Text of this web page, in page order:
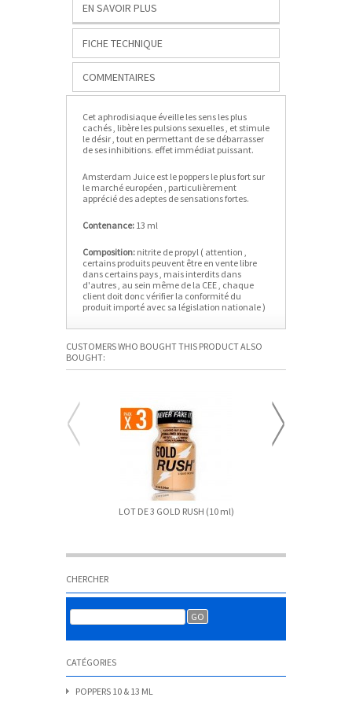
EN SAVOIR PLUS
FICHE TECHNIQUE
COMMENTAIRES
Cet aphrodisiaque éveille les sens les plus
cachés , libère les pulsions sexuelles , et stimule
le désir , tout en permettant de se débarrasser
de ses inhibitions. effet immédiat puissant.
Amsterdam Juice est le poppers le plus fort sur
le marché européen , particulièrement
apprécié des adeptes de sensations fortes.
Contenance: 13 ml
Composition: nitrite de propyl ( attention ,
certains produits peuvent être en vente libre
dans certains pays , mais interdits dans
d'autres , au sein même de la CEE , chaque
client doit donc vérifier la conformité du
produit importé avec sa législation nationale )
CUSTOMERS WHO BOUGHT THIS PRODUCT ALSO
BOUGHT:
LOT DE 3 GOLD RUSH (10 ml)
CHERCHER
CATÉGORIES
POPPERS 10 & 13 ML